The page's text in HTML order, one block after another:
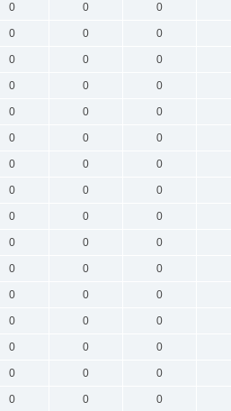
0 0 0
0 0 0
0 0 0
0 0 0
0 0 0
0 0 0
0 0 0
0 0 0
0 0 0
0 0 0
0 0 0
0 0 0
0 0 0
0 0 0
0 0 0
0 0 0